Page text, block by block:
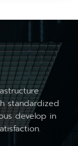
standardized
develop in